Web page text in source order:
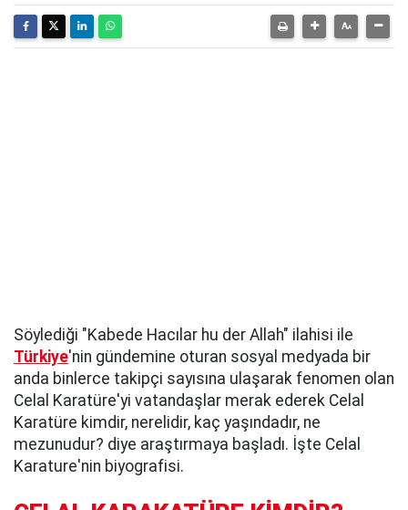
Söylediği "Kabede Hacılar hu der Allah" ilahisi ile
Türkiye'nin gündemine oturan sosyal medyada bir
anda binlerce takipçi sayısına ulaşarak fenomen olan
Celal Karatüre'yi vatandaşlar merak ederek Celal
Karatüre kimdir, nerelidir, kaç yaşındadır, ne
mezunudur? diye araştırmaya başladı. İşte Celal
Karature'nin biyografisi.